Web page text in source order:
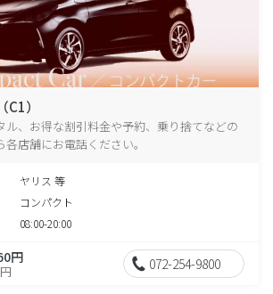
）
ル、お得な割引料金や予約、乗り捨てなどの
店舗にお電話ください。
ヤリス 等
コンパクト
08:00-20:00
円 072-254-9800